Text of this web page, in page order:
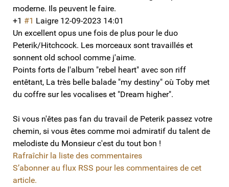
moderne. Ils peuvent le faire.
+1 #1 Laigre 12-09-2023 14:01
Un excellent opus une fois de plus pour le duo
Peterik/Hitchcock. Les morceaux sont travaillés et
sonnent old school comme j'aime.
Points forts de l'album "rebel heart" avec son riff
entêtant, La très belle balade "my destiny" où Toby met
du coffre sur les vocalises et "Dream higher".
Si vous n'êtes pas fan du travail de Peterik passez votre
chemin, si vous êtes comme moi admiratif du talent de
melodiste du Monsieur c'est du tout bon !
Rafraîchir la liste des commentaires
S’abonner au flux RSS pour les commentaires de cet
article.